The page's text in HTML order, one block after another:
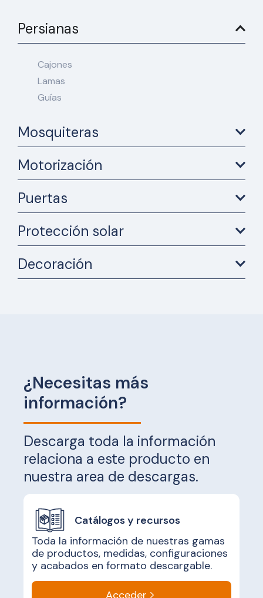
Persianas
Cajones
Lamas
Guías
Mosquiteras
Motorización
Puertas
Protección solar
Decoración
¿Necesitas más
información?
Descarga toda la información
relaciona a este producto en
nuestra area de descargas.
Catálogos y recursos
Toda la información de nuestras gamas
de productos, medidas, configuraciones
y acabados en formato descargable.
Acceder